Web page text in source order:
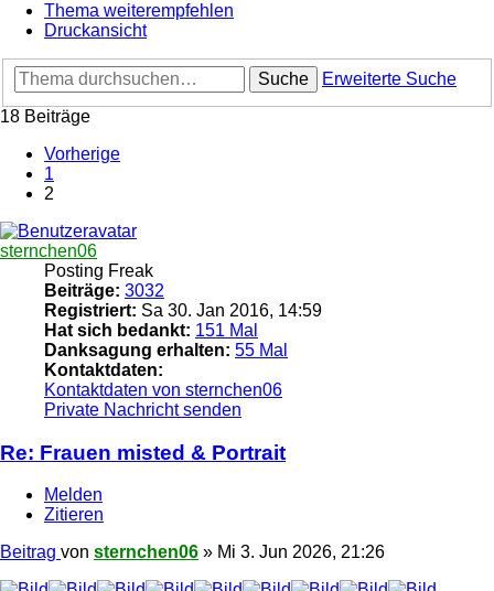
Thema weiterempfehlen
Druckansicht
Suche
Erweiterte Suche
18 Beiträge
Vorherige
1
2
sternchen06
Posting Freak
Beiträge: 3032
Registriert: Sa 30. Jan 2016, 14:59
Hat sich bedankt: 151 Mal
Danksagung erhalten: 55 Mal
Kontaktdaten:
Kontaktdaten von sternchen06
Private Nachricht senden
Re: Frauen misted & Portrait
Melden
Zitieren
Beitrag von sternchen06 » Mi 3. Jun 2026, 21:26